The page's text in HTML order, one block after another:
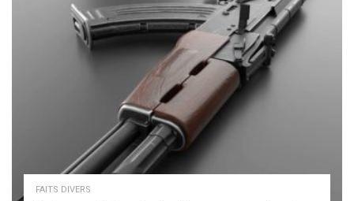
FAITS DIVERS